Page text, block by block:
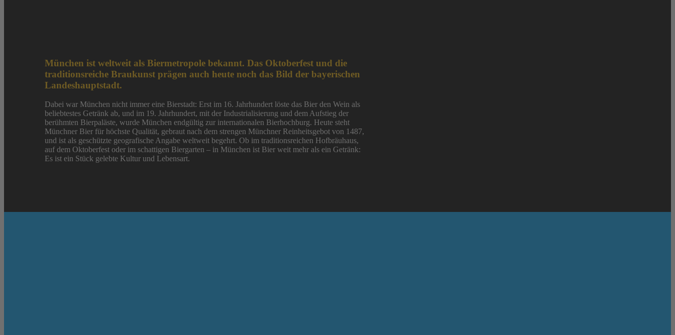
München ist weltweit als Biermetropole bekannt. Das Oktoberfest und die
traditionsreiche Braukunst prägen auch heute noch das Bild der bayerischen
Landeshauptstadt.
Dabei war München nicht immer eine Bierstadt: Erst im 16. Jahrhundert löste das Bier den Wein als
beliebtestes Getränk ab, und im 19. Jahrhundert, mit der Industrialisierung und dem Aufstieg der
berühmten Bierpaläste, wurde München endgültig zur internationalen Bierhochburg. Heute steht
Münchner Bier für höchste Qualität, gebraut nach dem strengen Münchner Reinheitsgebot von 1487,
und ist als geschützte geografische Angabe weltweit begehrt. Ob im traditionsreichen Hofbräuhaus,
auf dem Oktoberfest oder im schattigen Biergarten – in München ist Bier weit mehr als ein Getränk:
Es ist ein Stück gelebte Kultur und Lebensart.